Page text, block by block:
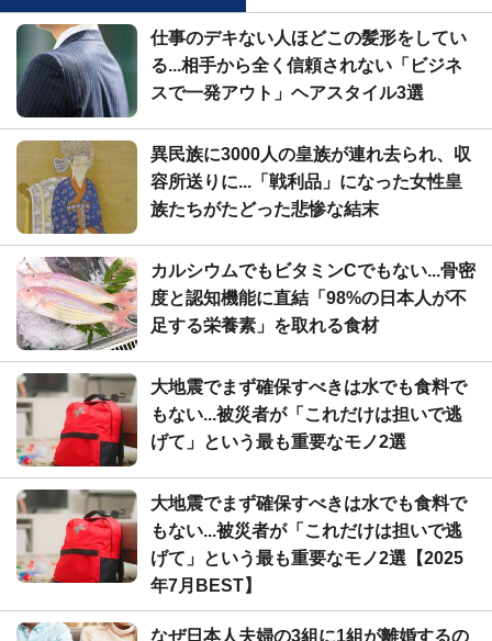
仕事のデキない人ほどこの髪形をしてい
る...相手から全く信頼されない「ビジネ
スで一発アウト」ヘアスタイル3選
異民族に3000人の皇族が連れ去られ、収
容所送りに...「戦利品」になった女性皇
族たちがたどった悲惨な結末
カルシウムでもビタミンCでもない...骨密
度と認知機能に直結「98%の日本人が不
足する栄養素」を取れる食材
大地震でまず確保すべきは水でも食料で
もない...被災者が「これだけは担いで逃
げて」という最も重要なモノ2選
大地震でまず確保すべきは水でも食料で
もない...被災者が「これだけは担いで逃
げて」という最も重要なモノ2選【2025
年7月BEST】
なぜ日本人夫婦の3組に1組が離婚するの